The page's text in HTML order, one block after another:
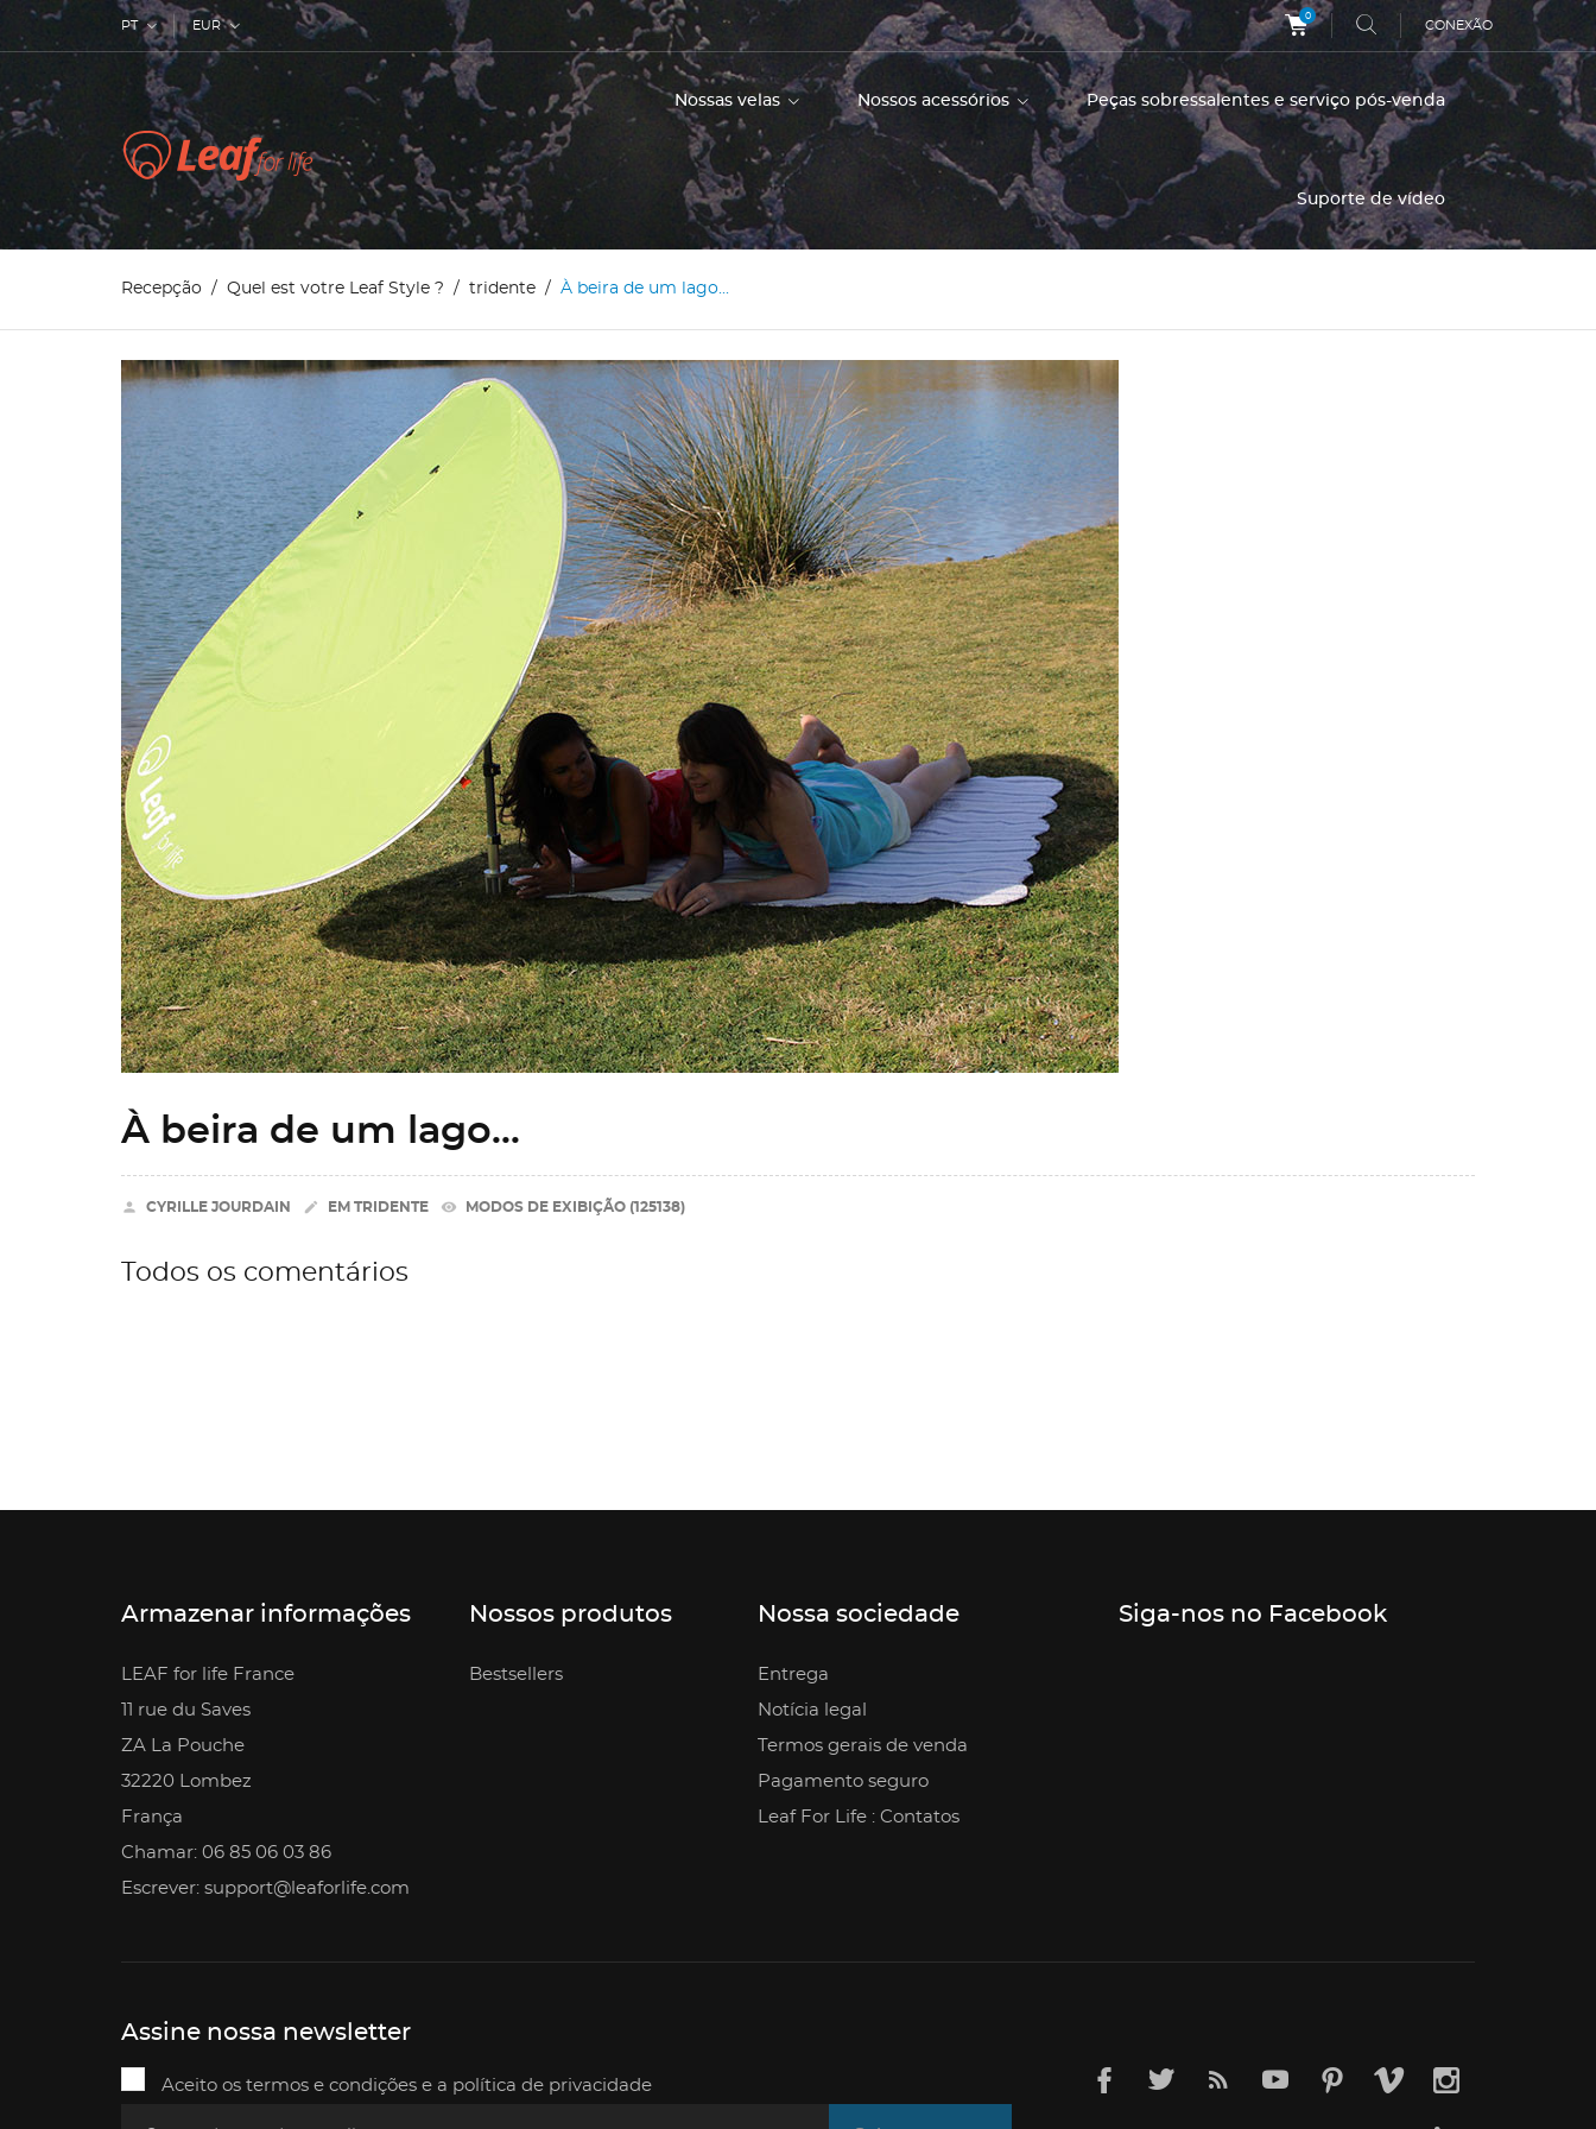
PT EUR
0
CONEXÃO
Nossas velas Nossos acessórios Peças sobressalentes e serviço pós-venda
Suporte de vídeo
Recepção Quel est votre Leaf Style ? tridente À beira de um lago...
À beira de um lago...
 CYRILLE JOURDAIN  EM TRIDENTE remove_red_eye MODOS DE EXIBIÇÃO (125138)
Todos os comentários
Armazenar informações
LEAF for life France
11 rue du Saves
ZA La Pouche
32220 Lombez
França
Chamar: 06 85 06 03 86
Escrever: support@leaforlife.com
Nossos produtos
Bestsellers
Nossa sociedade
Entrega
Notícia legal
Termos gerais de venda
Pagamento seguro
Leaf For Life : Contatos
Siga-nos no Facebook
Assine nossa newsletter
Aceito os termos e condições e a política de privacidade